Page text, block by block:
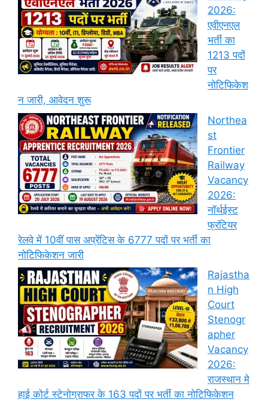
2026:
एवीएनएल
भर्ती का
1213 पदों
पर
नोटिफिकेश
न जारी, आवेदन शुरू
Northea
st
Frontier
Railway
Vacancy
2026:
नॉर्थईस्ट
फ्रंटियर
रेलवे में 10वीं पास अप्रेंटिस के 6777 पदों पर भर्ती का
नोटिफिकेशन जारी
Rajastha
n High
Court
Stenogr
apher
Vacancy
2026:
राजस्थान मे
हाई कोर्ट स्टेनोग्राफर के 163 पदों पर भर्ती का नोटिफिकेशन